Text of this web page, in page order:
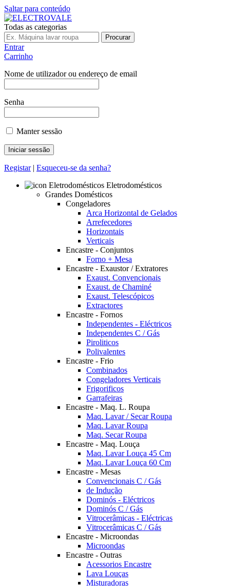
Saltar para conteúdo
Todas as categorias
Procurar
Entrar
Carrinho
Nome de utilizador ou endereço de email
Senha
Manter sessão
Registar| Esqueceu-se da senha?
Eletrodomésticos
Grandes Domésticos
Congeladores
Arca Horizontal de Gelados
Arrefecedores
Horizontais
Verticais
Encastre - Conjuntos
Forno + Mesa
Encastre - Exaustor / Extratores
Exaust. Convencionais
Exaust. de Chaminé
Exaust. Telescópicos
Extractores
Encastre - Fornos
Independentes - Eléctricos
Independentes C / Gás
Piroliticos
Polivalentes
Encastre - Frio
Combinados
Congeladores Verticais
Frigorificos
Garrafeiras
Encastre - Maq. L. Roupa
Maq. Lavar / Secar Roupa
Maq. Lavar Roupa
Maq. Secar Roupa
Encastre - Maq. Louça
Maq. Lavar Louça 45 Cm
Maq. Lavar Louça 60 Cm
Encastre - Mesas
Convencionais C / Gás
de Indução
Dominós - Eléctricos
Dominós C / Gás
Vitrocerâmicas - Eléctricas
Vitrocerâmicas C / Gás
Encastre - Microondas
Microondas
Encastre - Outras
Acessorios Encastre
Lava Louças
Misturadoras